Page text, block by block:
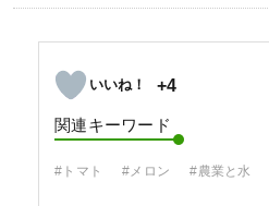
+4
関連キーワード
#トマト #メロン #農業と水